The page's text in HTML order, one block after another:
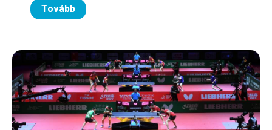
Tovább